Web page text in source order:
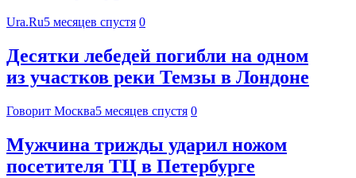
Ura.Ru5 месяцев спустя 0
Десятки лебедей погибли на одном
из участков реки Темзы в Лондоне
Говорит Москва5 месяцев спустя 0
Мужчина трижды ударил ножом
посетителя ТЦ в Петербурге